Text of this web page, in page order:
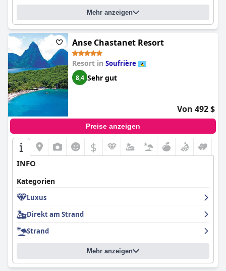
Mehr anzeigen
Anse Chastanet Resort
Resort in Soufrière
8,4 Sehr gut
Von 492 $
Preise anzeigen
$
INFO
Kategorien
Luxus
Direkt am Strand
Strand
Mehr anzeigen